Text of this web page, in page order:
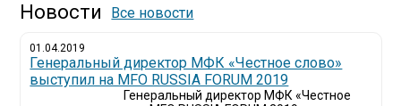
Новости Все новости
01.04.2019
Генеральный директор МФК «Честное слово»
выступил на MFO RUSSIA FORUM 2019
Генеральный директор МФК «Честное